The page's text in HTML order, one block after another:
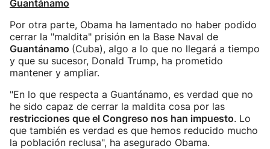
Guantánamo
Por otra parte, Obama ha lamentado no haber podido
cerrar la "maldita" prisión en la Base Naval de
Guantánamo (Cuba), algo a lo que no llegará a tiempo
y que su sucesor, Donald Trump, ha prometido
mantener y ampliar.
"En lo que respecta a Guantánamo, es verdad que no
he sido capaz de cerrar la maldita cosa por las
restricciones que el Congreso nos han impuesto. Lo
que también es verdad es que hemos reducido mucho
la población reclusa", ha asegurado Obama.